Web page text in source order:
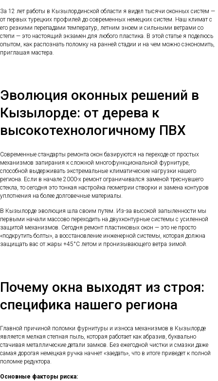
За 12 лет работы в Кызылординской области я видел тысячи оконных систем —
от первых турецких профилей до современных немецких систем. Наш климат с
его резкими перепадами температур, летним зноем и сильными ветрами со
степи — это настоящий экзамен для любого пластика. В этой статье я поделюсь
опытом, как распознать поломку на ранней стадии и на чем можно сэкономить,
приглашая мастера.
Эволюция оконных решений в
Кызылорде: от дерева к
высокотехнологичному ПВХ
Современные стандарты ремонта окон базируются на переходе от простых
механизмов запирания к сложной многофункциональной фурнитуре,
способной выдерживать экстремальные климатические нагрузки нашего
региона. Если в начале 2000-х ремонт ограничивался заменой треснувшего
стекла, то сегодня это тонкая настройка геометрии створки и замена контуров
уплотнения на более долговечные материалы.
В Кызылорде эволюция шла своим путем. Из-за высокой запыленности мы
первыми начали массово переходить на двухконтурные системы с усиленной
защитой механизмов. Сегодня ремонт пластиковых окон — это не просто
«подкрутить болты», а восстановление инженерной системы, которая должна
защищать вас от жары +45°C летом и пронизывающего ветра зимой.
Почему окна выходят из строя:
специфика нашего региона
Главной причиной поломки фурнитуры и износа механизмов в Кызылорде
является мелкая степная пыль, которая работает как абразив, буквально
стачивая металлические детали замков. Без ежегодной чистки и смазки даже
самая дорогая немецкая ручка начнет «заедать», что в итоге приведет к полной
поломке редуктора.
Основные факторы риска: